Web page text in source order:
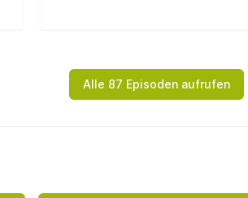
Alle 87 Episoden aufrufen